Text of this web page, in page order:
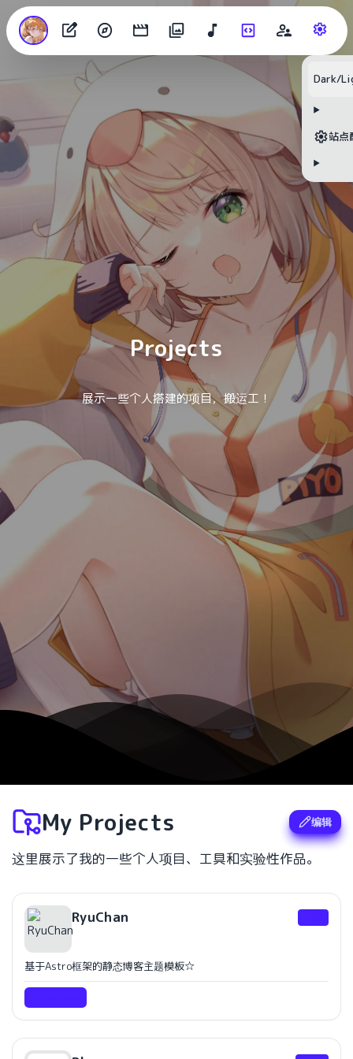
Projects
展示一些个人搭建的项目，搬运工！
Dark/
站点
My Projects 编辑
这里展示了我的一些个人项目、工具和实验性作品。
RyuChan
基于Astro框架的静态博客主题模板☆
目录
无可用标题